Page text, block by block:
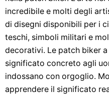
incredibile e molti degli
di disegni disponibili per i
teschi, simboli militari e
decorativi. Le patch biker
significato concreto agli
indossano con orgoglio.
apprendere il significato